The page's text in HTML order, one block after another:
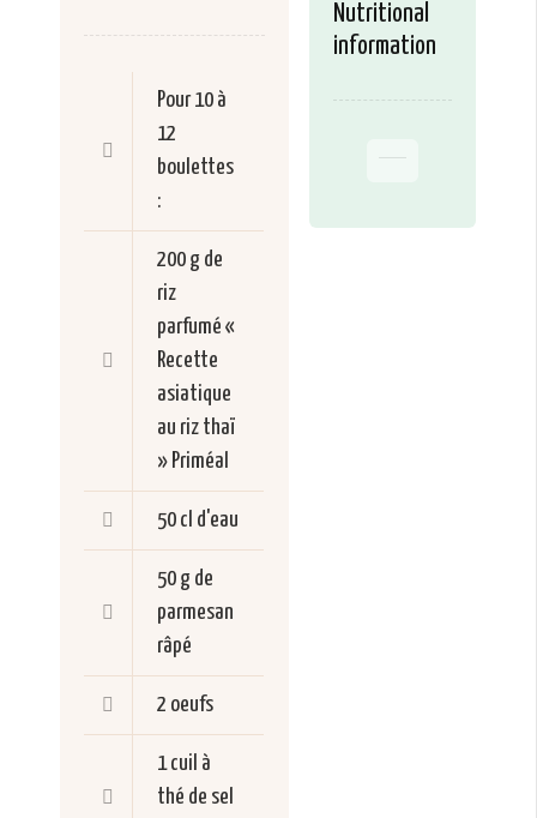
Pour 10 à
12
boulettes
:
200 g de
riz
parfumé «
Recette
asiatique
au riz thaï
» Priméal
50 cl d'eau
50 g de
parmesan
râpé
2 oeufs
1 cuil à
thé de sel
Nutritional
information